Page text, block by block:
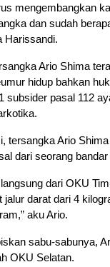
mengembangkan
dan sudah
Harissandi.
Ario Shima
hidup bahkan
subsider pasal 112
tersangka Ario
dari seorang
dari OKU
jalur darat dari 4
aku Ario.
sabu-sabunya,
OKU Selatan.